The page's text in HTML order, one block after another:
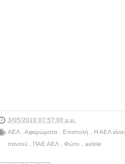
3/05/2019 07:57:00 μ.μ.
ΑΕΛ
Αφιερώματα Επιστολή
Η ΑΕΛ είναι
παντού
ΠΑΕ ΑΕΛ Φώτο aelole